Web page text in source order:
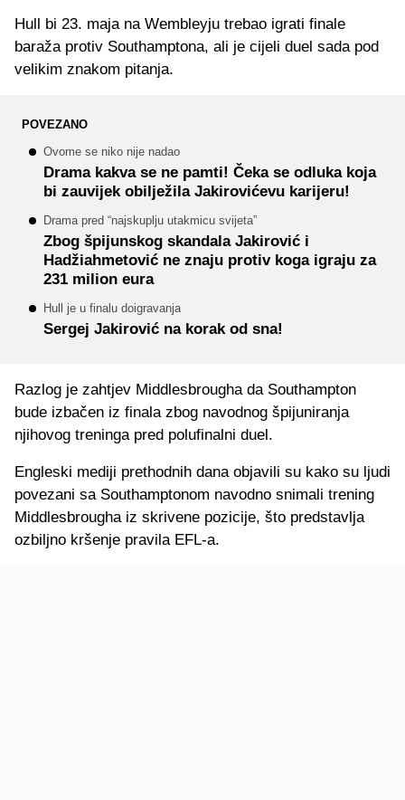
Hull bi 23. maja na Wembleyju trebao igrati finale
baraža protiv Southamptona, ali je cijeli duel sada pod
velikim znakom pitanja.
POVEZANO
Ovome se niko nije nadao
Drama kakva se ne pamti! Čeka se odluka koja
bi zauvijek obilježila Jakirovićevu karijeru!
Drama pred “najskuplju utakmicu svijeta”
Zbog špijunskog skandala Jakirović i
Hadžiahmetović ne znaju protiv koga igraju za
231 milion eura
Hull je u finalu doigravanja
Sergej Jakirović na korak od sna!
Razlog je zahtjev Middlesbrougha da Southampton
bude izbačen iz finala zbog navodnog špijuniranja
njihovog treninga pred polufinalni duel.
Engleski mediji prethodnih dana objavili su kako su ljudi
povezani sa Southamptonom navodno snimali trening
Middlesbrougha iz skrivene pozicije, što predstavlja
ozbiljno kršenje pravila EFL-a.